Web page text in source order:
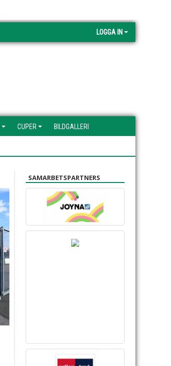
LOGGA IN
CUPER BILDGALLERI
SAMARBETSPARTNERS